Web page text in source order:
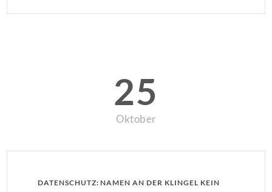
25
Oktober
DATENSCHUTZ: NAMEN AN DER KLINGEL KEIN